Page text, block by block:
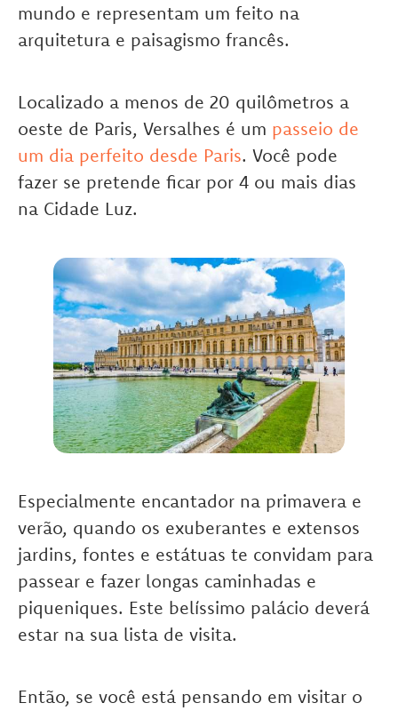
mundo e representam um feito na
arquitetura e paisagismo francês.
Localizado a menos de 20 quilômetros a
oeste de Paris, Versalhes é um passeio de
um dia perfeito desde Paris. Você pode
fazer se pretende ficar por 4 ou mais dias
na Cidade Luz.
Especialmente encantador na primavera e
verão, quando os exuberantes e extensos
jardins, fontes e estátuas te convidam para
passear e fazer longas caminhadas e
piqueniques. Este belíssimo palácio deverá
estar na sua lista de visita.
Então, se você está pensando em visitar o